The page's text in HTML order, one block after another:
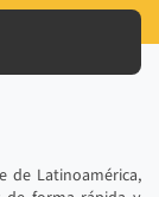
de Latinoamérica,